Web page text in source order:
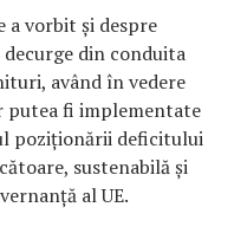
a vorbit şi despre
din conduita
având în vedere
putea fi implementate
poziţionării deficitului
sustenabilă şi
al UE.